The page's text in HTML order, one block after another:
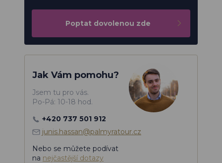
Poptat dovolenou zde
Jak Vám pomohu?
Jsem tu pro vás.
Po-Pá: 10-18 hod.
+420 737 501 912
junis.hassan@palmyratour.cz
Nebo se můžete podívat
na nejčastější dotazy